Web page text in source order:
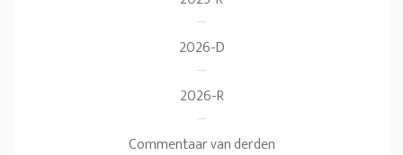
2026-D
2026-R
Commentaar van derden